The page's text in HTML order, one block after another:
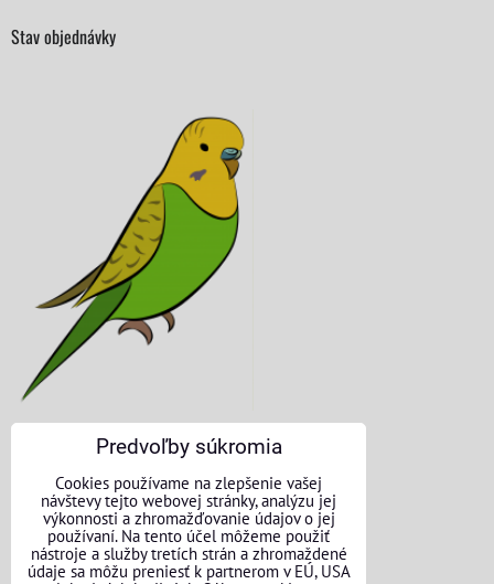
Stav objednávky
KONTAKTNÉ ÚDAJE
O nás
Kontakt
Predvoľby súkromia
Cookies používame na zlepšenie vašej
návštevy tejto webovej stránky, analýzu jej
výkonnosti a zhromažďovanie údajov o jej
používaní. Na tento účel môžeme použiť
nástroje a služby tretích strán a zhromaždené
údaje sa môžu preniesť k partnerom v EÚ, USA